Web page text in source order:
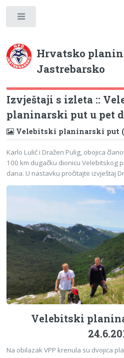
Hrvatsko
Jastrebarsko
Izvještaji s izleta ::
planinarski put u pet
Velebitski planinarski put
Karlo Lulić i Dražen Pulig, obojica
100 km dugačku dionicu Velebitskog
dana. U nastavku pročitajte izvještaj
Velebitski
Na obilazak VPP krenula su dvojica